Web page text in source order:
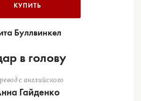
КУПИТЬ
Буллвинкел
в голову
с английского
Гайденко